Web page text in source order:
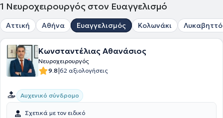
1 Νευροχειρουργός στον Ευαγγελισμό
Αττική Αθήνα Ευαγγελισμός Κολωνάκι
Κωνσταντέλιας Αθανάσιος
Νευροχειρουργός
9.8|62 αξιολογήσεις
Αυχενικό σύνδρομο
Σχετικά με τον ειδικό